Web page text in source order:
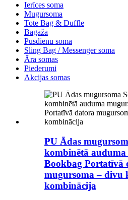
Ierīces soma
Mugursoma
Tote Bag & Duffle
Bagāža
Pusdienu soma
Sling Bag / Messenger soma
Āra somas
Piederumi
Akcijas somas
PU Ādas
kombinētā
Bookbag Portatīvā
mugursoma – divu
kombinācija